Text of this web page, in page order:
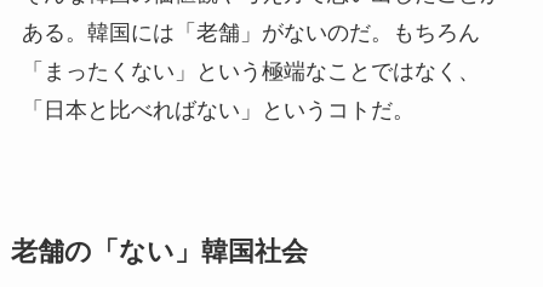
ある。韓国には「老舗」がないのだ。もちろん
「まったくない」という極端なことではなく、
「日本と比べればない」というコトだ。
老舗の「ない」韓国社会